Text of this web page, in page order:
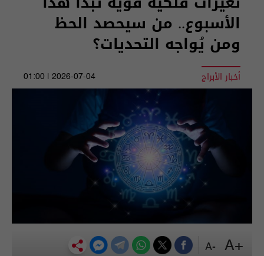
الأسبوع.. من سيحصد الحظ
ومن يُواجه التحديات؟
أخبار الأبراج 2026-07-04 | 01:00
+A
-A